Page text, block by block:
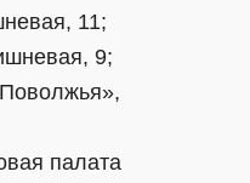
11;
9;
палата